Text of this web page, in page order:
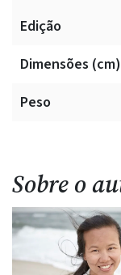
Edição
Dimensões (cm)
Peso
Sobre o